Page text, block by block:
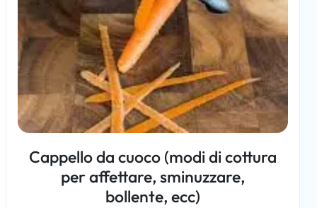
Cappello da cuoco (modi di cottura
per affettare, sminuzzare,
bollente, ecc)